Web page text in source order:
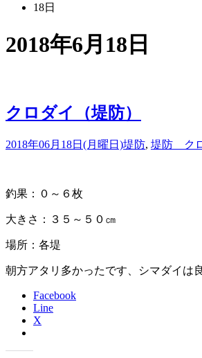
18日
2018年6月18日
クロダイ（堤防）
2018年06月18日(月曜日)堤防, 堤防 ク
釣果：０～６枚
大きさ：３５～５０㎝
場所：各堤
朝方アタリ多かったです、シマダイは
Facebook
Line
X